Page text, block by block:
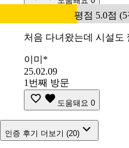
평점 5.0점
처음 다녀왔는데 시설도
이미*
25.02.09
1번째 방문
도움돼요 0
인증 후기 더보기 (20)